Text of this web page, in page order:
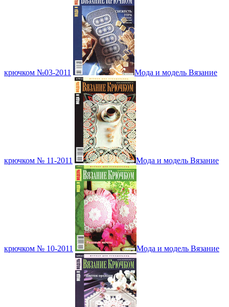
крючком №03-2011 Мода и модель Вязание
крючком № 11-2011 Мода и модель Вязание
крючком № 10-2011 Мода и модель Вязание